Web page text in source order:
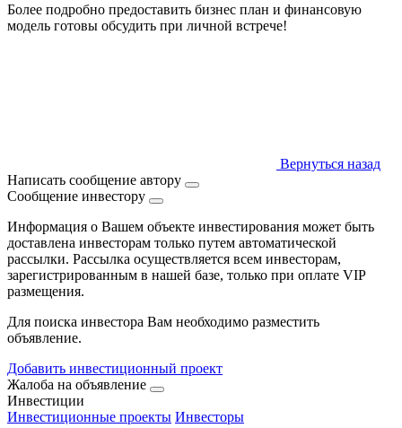
Более подробно предоставить бизнес план и финансовую
модель готовы обсудить при личной встрече!
Вернуться назад
Написать сообщение автору
Сообщение инвестору
Информация о Вашем объекте инвестирования может быть
доставлена инвесторам только путем автоматической
рассылки. Рассылка осуществляется всем инвесторам,
зарегистрированным в нашей базе, только при оплате VIP
размещения.
Для поиска инвестора Вам необходимо разместить
объявление.
Добавить инвестиционный проект
Жалоба на объявление
Инвестиции
Инвестиционные проекты Инвесторы